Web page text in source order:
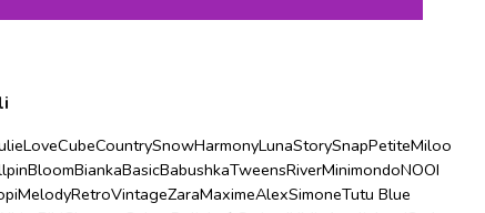
LoveCubeCountrySnowHarmonyLunaStorySnapPetiteMiloo
BloomBiankaBasicBabushkaTweensRiverMinimondoNOOI
MelodyRetroVintageZaraMaximeAlexSimoneTutu Blue